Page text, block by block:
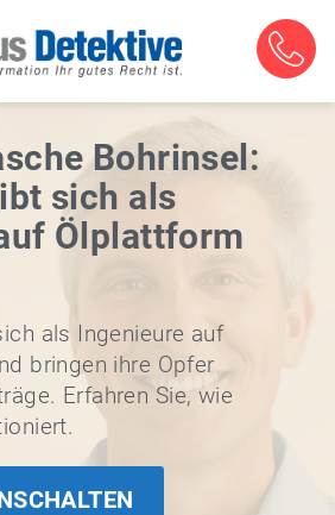
Bohrinsel:
sich als
Ölplattform
als Ingenieure auf
bringen ihre Opfer
Erfahren Sie, wie